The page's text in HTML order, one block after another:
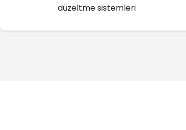
düzeltme sistemleri